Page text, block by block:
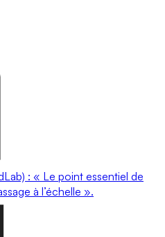
: « Le point essentiel de
à l’échelle ».